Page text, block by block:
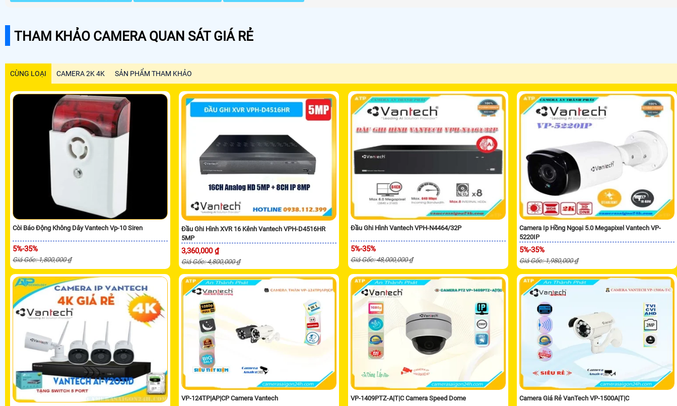
THAM KHẢO CAMERA QUAN SÁT GIÁ RẺ
CÙNG LOẠI CAMERA 2K 4K SẢN PHẨM THAM KHẢO
Còi Báo Động Không Dây Vantech Vp-10 Siren
5%-35%
Giá Gốc: 1,800,000 ₫
Đầu Ghi Hình XVR 16 Kênh Vantech VPH-D4516HR
5MP
3,360,000 ₫
Giá Gốc: 4,800,000 ₫
Đầu Ghi Hình Vantech VPH-N4464/32P
5%-35%
Giá Gốc: 48,000,000 ₫
Camera Ip Hồng Ngoại 5.0 Megapixel Vantech VP-
5220IP
5%-35%
Giá Gốc: 1,980,000 ₫
VP-124TP|AP|CP Camera Vantech VP-1409PTZ-A|T|C Camera Speed Dome Camera Giá Rẻ VanTech VP-1500A|T|C